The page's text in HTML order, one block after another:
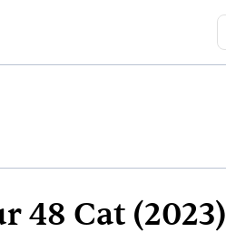
48 Cat (2023)